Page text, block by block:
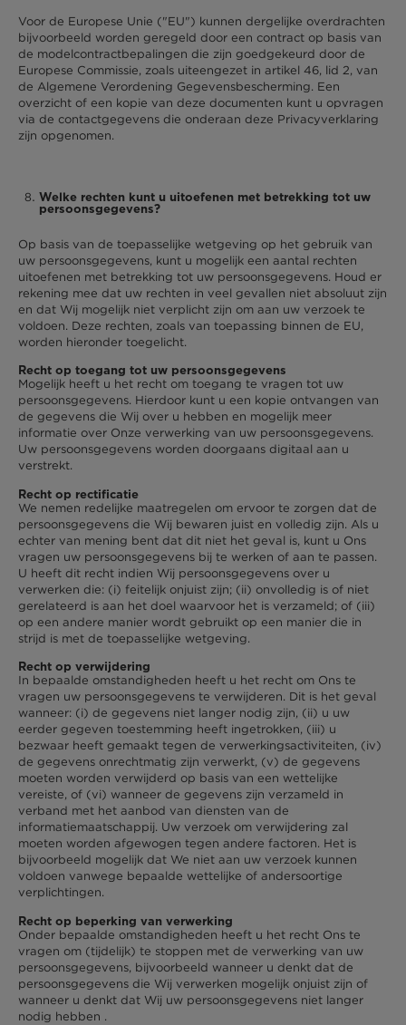
Voor de Europese Unie ("EU") kunnen dergelijke overdrachten
bijvoorbeeld worden geregeld door een contract op basis van
de modelcontractbepalingen die zijn goedgekeurd door de
Europese Commissie, zoals uiteengezet in artikel 46, lid 2, van
de Algemene Verordening Gegevensbescherming. Een
overzicht of een kopie van deze documenten kunt u opvragen
via de contactgegevens die onderaan deze Privacyverklaring
zijn opgenomen.
Welke rechten kunt u uitoefenen met betrekking tot uw
persoonsgegevens?
Op basis van de toepasselijke wetgeving op het gebruik van
uw persoonsgegevens, kunt u mogelijk een aantal rechten
uitoefenen met betrekking tot uw persoonsgegevens. Houd er
rekening mee dat uw rechten in veel gevallen niet absoluut zijn
en dat Wij mogelijk niet verplicht zijn om aan uw verzoek te
voldoen. Deze rechten, zoals van toepassing binnen de EU,
worden hieronder toegelicht.
Recht op toegang tot uw persoonsgegevens
Mogelijk heeft u het recht om toegang te vragen tot uw
persoonsgegevens. Hierdoor kunt u een kopie ontvangen van
de gegevens die Wij over u hebben en mogelijk meer
informatie over Onze verwerking van uw persoonsgegevens.
Uw persoonsgegevens worden doorgaans digitaal aan u
verstrekt.
Recht op rectificatie
We nemen redelijke maatregelen om ervoor te zorgen dat de
persoonsgegevens die Wij bewaren juist en volledig zijn. Als u
echter van mening bent dat dit niet het geval is, kunt u Ons
vragen uw persoonsgegevens bij te werken of aan te passen.
U heeft dit recht indien Wij persoonsgegevens over u
verwerken die: (i) feitelijk onjuist zijn; (ii) onvolledig is of niet
gerelateerd is aan het doel waarvoor het is verzameld; of (iii)
op een andere manier wordt gebruikt op een manier die in
strijd is met de toepasselijke wetgeving.
Recht op verwijdering
In bepaalde omstandigheden heeft u het recht om Ons te
vragen uw persoonsgegevens te verwijderen. Dit is het geval
wanneer: (i) de gegevens niet langer nodig zijn, (ii) u uw
eerder gegeven toestemming heeft ingetrokken, (iii) u
bezwaar heeft gemaakt tegen de verwerkingsactiviteiten, (iv)
de gegevens onrechtmatig zijn verwerkt, (v) de gegevens
moeten worden verwijderd op basis van een wettelijke
vereiste, of (vi) wanneer de gegevens zijn verzameld in
verband met het aanbod van diensten van de
informatiemaatschappij. Uw verzoek om verwijdering zal
moeten worden afgewogen tegen andere factoren. Het is
bijvoorbeeld mogelijk dat We niet aan uw verzoek kunnen
voldoen vanwege bepaalde wettelijke of andersoortige
verplichtingen.
Recht op beperking van verwerking
Onder bepaalde omstandigheden heeft u het recht Ons te
vragen om (tijdelijk) te stoppen met de verwerking van uw
persoonsgegevens, bijvoorbeeld wanneer u denkt dat de
persoonsgegevens die Wij verwerken mogelijk onjuist zijn of
wanneer u denkt dat Wij uw persoonsgegevens niet langer
nodig hebben .